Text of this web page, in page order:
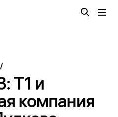
/
Т1 и
компания